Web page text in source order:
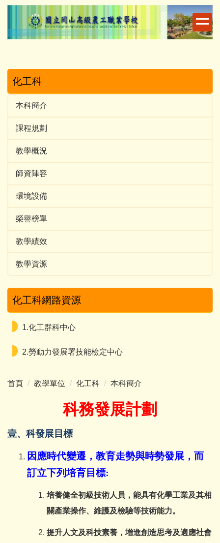
跳
主
化工科
本科簡介
課程規劃
教學概況
師資陣容
環境設備
榮譽榜單
教學績效
教學資源
化工科網路資源
1.化工群科中心
2.勞動力發展署技能檢定中心
首頁 教學單位 化工科 本科簡介
科務發展計劃
壹、科發展目標
因應時代變遷，教育走勢與時勢發展，而
訂立下列培育目標:
培養健全初級技術人員，能具有化學工業及其相
關產業操作、維護及檢驗等技術能力。
提升人文及科技素養，增進創造思考及適應社會